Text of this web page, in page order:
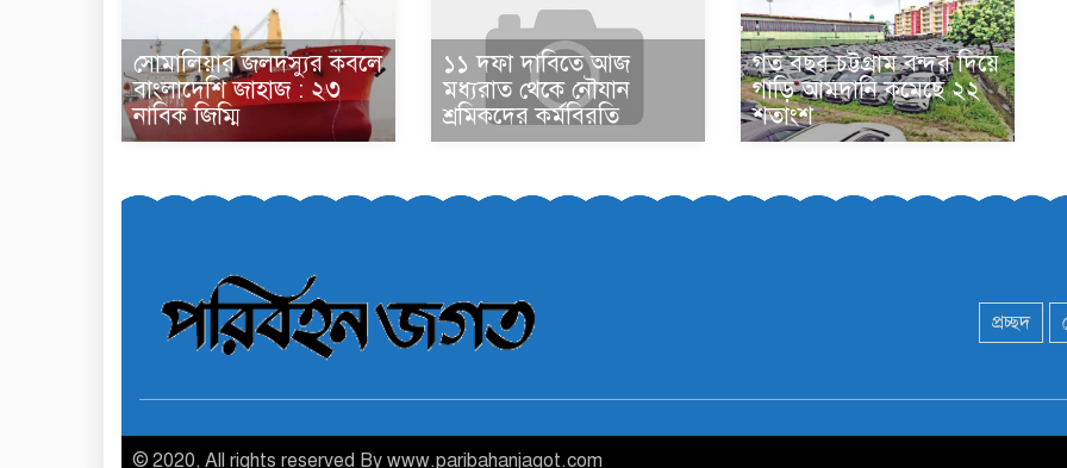
সোমালিয়ার জলদস্যুর কবলে
বাংলাদেশি জাহাজ : ২৩
নাবিক জিম্মি
১১ দফা দাবিতে আজ
মধ্যরাত থেকে নৌযান
শ্রমিকদের কর্মবিরতি
গত বছর চট্টগ্রাম বন্দর দিয়ে
গাড়ি আমদানি কমেছে ২২
শতাংশ
প্রচ্ছদ
© 2020, All rights reserved By www.paribahanjagot.com